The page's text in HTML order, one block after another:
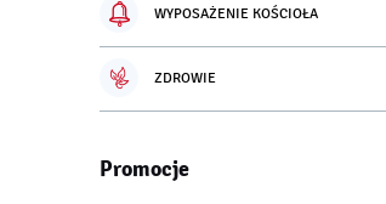
WYPOSAŻENIE KOŚCIOŁA
ZDROWIE
Promocje